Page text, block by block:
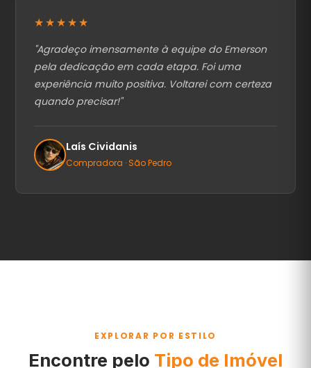
★★★★★
"Agradeço imensamente à equipe do Emerson
pela dedicação em cada etapa. Foi uma
experiência muito positiva. Voltarei com certeza
quando precisar!"
Laís Cividanis
Compradora · São Pedro
EXPLORAR POR ESTILO
Encontre pelo Tipo de Imóvel